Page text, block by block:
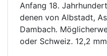
Anfang 18.
denen von Albstadt,
Dambach.
oder Schweiz. 12,2